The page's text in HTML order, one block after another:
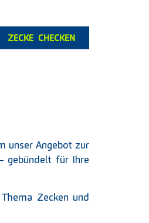
ZECKE CHECKEN
unser Angebot zur
gebündelt für Ihre
Zecken und